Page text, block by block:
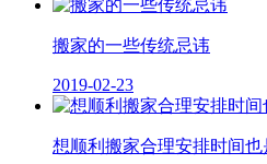
搬家的一些传统忌讳
2019-02-23
想顺利搬家合理安排时间